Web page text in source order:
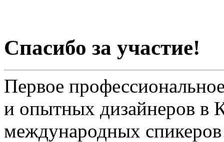
Спасибо за участие!
Первое
и опытных дизайнеров в
международных спикеров